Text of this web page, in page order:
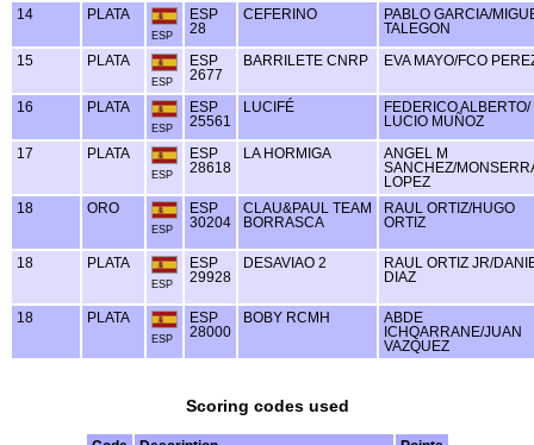
14
PLATA
ESP
ESP
28
CEFERINO
PABLO GARCIA/
TALEGON
15 PLATA
ESP
ESP
2677
BARRILETE CNRP EVA MAYO/FCO
16 PLATA
ESP
ESP
25561
LUCIFÉ
FEDERICO ALBERTO/
LUCIO MUÑOZ
17 PLATA
ESP
ESP
28618
LA HORMIGA
ANGEL M
SANCHEZ/
LOPEZ
18
ORO
ESP
ESP
30204
CLAU&PAUL TEAM
BORRASCA
RAUL ORTIZ/HUGO
ORTIZ
18 PLATA
ESP
ESP
29928
DESAVIAO 2
RAUL ORTIZ JR/
DIAZ
18 PLATA
ESP
ESP
28000
BOBY RCMH
ABDE
ICHQARRANE/JUAN
VAZQUEZ
Scoring codes used